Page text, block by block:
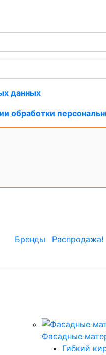
данных
обработки
Бренды Распродажа!
Фасадные
Гибкий